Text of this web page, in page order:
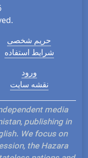
حریم شخصی
شرایط استفاده
ورود
نقشه سایت
media
publishing in
We focus on
the Hazara